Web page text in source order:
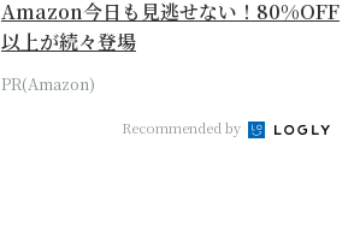
Amazon今日も見逃せない！80%OFF
以上が続々登場
PR(Amazon)
Recommended by